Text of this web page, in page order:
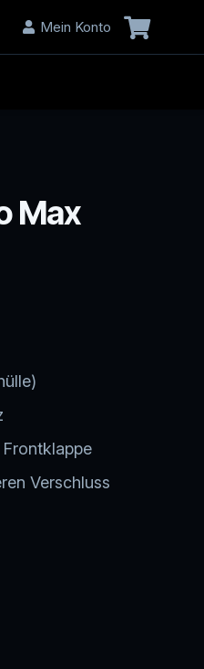
Mein Konto
Max
Verschluss